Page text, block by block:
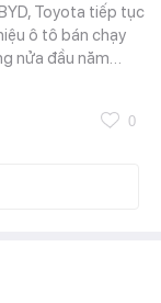
Toyota tiếp tục
ô tô bán chạy
nửa đầu năm…
0